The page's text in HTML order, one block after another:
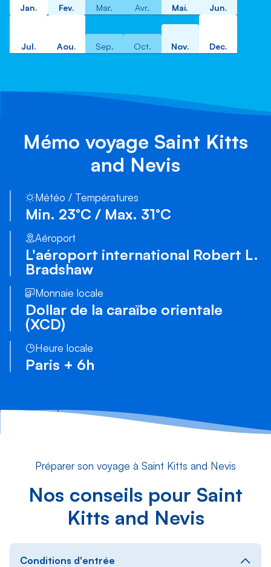
Jan. Fev. Mar. Avr. Mai. Jun.
Jul. Aou. Sep. Oct. Nov. Dec.
Mémo voyage Saint Kitts
and Nevis
Météo / Températures
Min. 23°C / Max. 31°C
Aéroport
L'aéroport international Robert L.
Bradshaw
Monnaie locale
Dollar de la caraïbe orientale
(XCD)
Heure locale
Paris + 6h
Préparer son voyage à Saint Kitts and Nevis
Nos conseils pour Saint
Kitts and Nevis
Conditions d'entrée